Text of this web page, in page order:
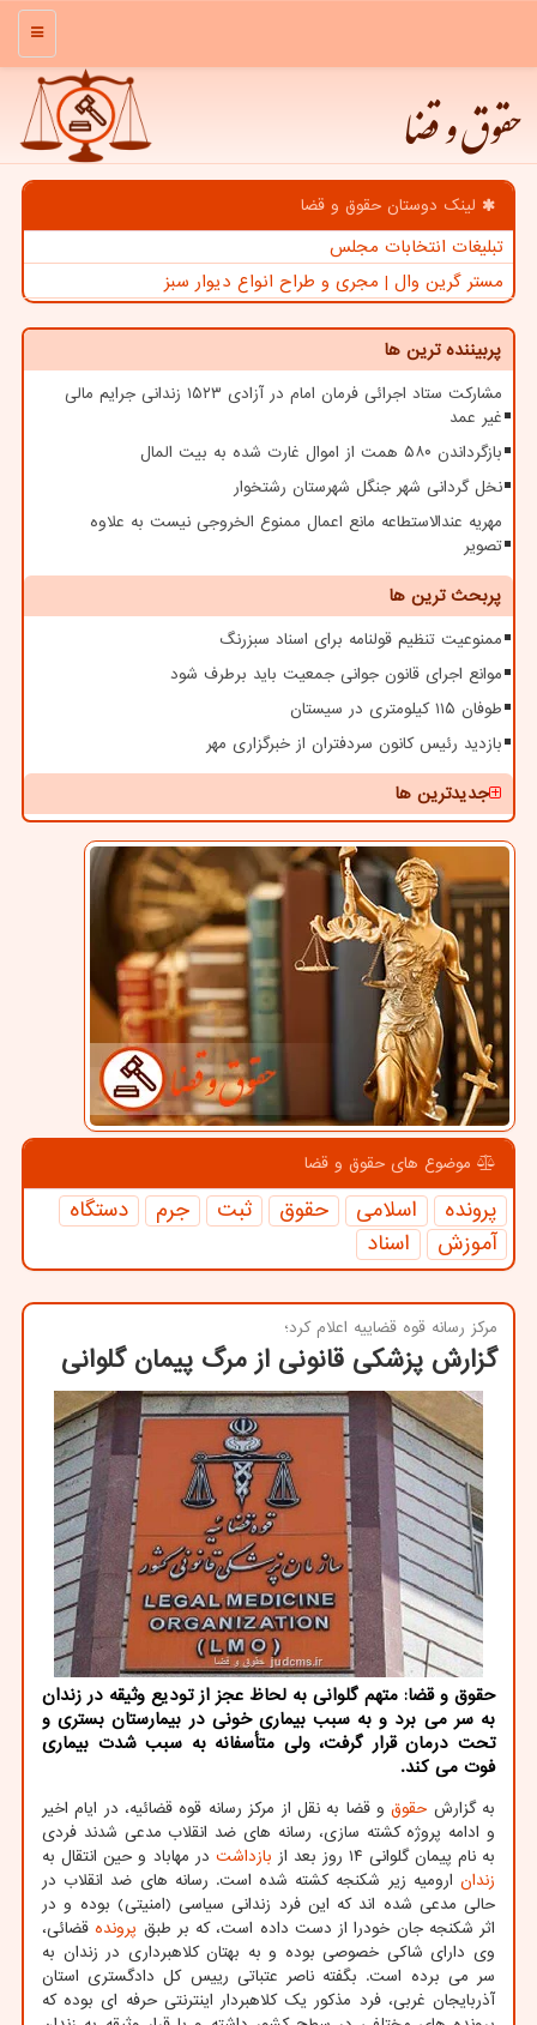
منو
حقوق و قضا
لینک دوستان حقوق و قضا
تبلیغات انتخابات مجلس
مستر گرین وال | مجری و طراح انواع دیوار سبز
پربیننده ترین ها
مشارکت ستاد اجرائی فرمان امام در آزادی ۱۵۲۳ زندانی جرایم مالی
غیر عمد
بازگرداندن ۵۸۰ همت از اموال غارت شده به بیت المال
نخل گردانی شهر جنگل شهرستان رشتخوار
مهریه عندالاستطاعه مانع اعمال ممنوع الخروجی نیست به علاوه
تصویر
پربحث ترین ها
ممنوعیت تنظیم قولنامه برای اسناد سبزرنگ
موانع اجرای قانون جوانی جمعیت باید برطرف شود
طوفان ۱۱۵ کیلومتری در سیستان
بازدید رئیس کانون سردفتران از خبرگزاری مهر
جدیدترین ها
موضوع های حقوق و قضا
پرونده اسلامی حقوق ثبت جرم
دستگاه
آموزش
اسناد
مركز رسانه قوه قضاییه اعلام كرد؛
گزارش پزشکی قانونی از مرگ پیمان گلوانی
حقوق و قضا: متهم گلوانی به لحاظ عجز از تودیع وثیقه در زندان
به سر می برد و به سبب بیماری خونی در بیمارستان بستری و
تحت درمان قرار گرفت، ولی متأسفانه به سبب شدت بیماری
فوت می کند.
به گزارش حقوقو قضا به نقل از مرکز رسانه قوه قضائیه، در ایام اخیر
و ادامه پروژه کشته سازی، رسانه های ضد انقلاب مدعی شدند فردی
به نام پیمان گلوانی ۱۴ روز بعد از
بازداشت در مهاباد و حین انتقال به
زندان ارومیه زیر شکنجه کشته شده است. رسانه های ضد انقلاب در
حالی مدعی شده اند که این فرد زندانی سیاسی (امنیتی) بوده و در
اثر شکنجه جان خودرا از دست داده است، که بر طبق پرونده قضائی،
وی دارای شاکی خصوصی بوده و به بهتان کلاهبرداری در زندان به
سر می برده است. بگفته ناصر عتباتی رییس کل دادگستری استان
آذربایجان غربی، فرد مذکور یک کلاهبردار اینترنتی حرفه ای بوده که